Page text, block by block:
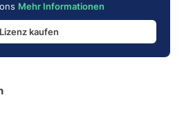
Mehr Informationen
Lizenz kaufen